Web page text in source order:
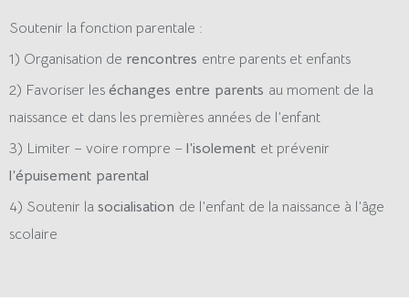
Soutenir la fonction parentale :
1) Organisation de rencontres entre parents et enfants
2) Favoriser les échanges entre parents au moment de la
naissance et dans les premières années de l’enfant
3) Limiter – voire rompre – l’isolement et prévenir
l’épuisement parental
4) Soutenir la socialisation de l’enfant de la naissance à l’âge
scolaire